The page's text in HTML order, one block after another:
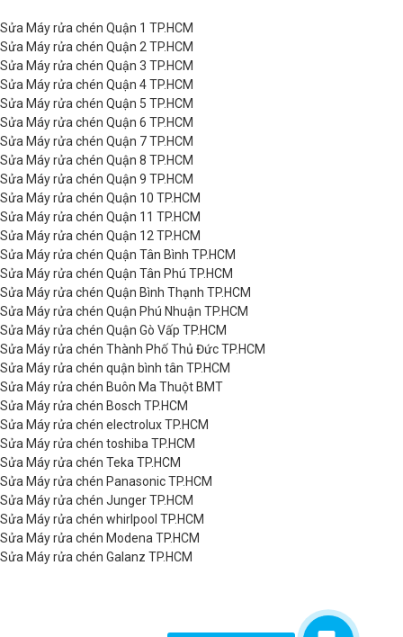
Sửa Máy rửa chén Quận 1 TP.HCM
Sửa Máy rửa chén Quận 2 TP.HCM
Sửa Máy rửa chén Quận 3 TP.HCM
Sửa Máy rửa chén Quận 4 TP.HCM
Sửa Máy rửa chén Quận 5 TP.HCM
Sửa Máy rửa chén Quận 6 TP.HCM
Sửa Máy rửa chén Quận 7 TP.HCM
Sửa Máy rửa chén Quận 8 TP.HCM
Sửa Máy rửa chén Quận 9 TP.HCM
Sửa Máy rửa chén Quận 10 TP.HCM
Sửa Máy rửa chén Quận 11 TP.HCM
Sửa Máy rửa chén Quận 12 TP.HCM
Sửa Máy rửa chén Quận Tân Bình TP.HCM
Sửa Máy rửa chén Quận Tân Phú TP.HCM
Sửa Máy rửa chén Quận Bình Thạnh TP.HCM
Sửa Máy rửa chén Quận Phú Nhuận TP.HCM
Sửa Máy rửa chén Quận Gò Vấp TP.HCM
Sửa Máy rửa chén Thành Phố Thủ Đức TP.HCM
Sửa Máy rửa chén quận bình tân TP.HCM
Sửa Máy rửa chén Buôn Ma Thuột BMT
Sửa Máy rửa chén Bosch TP.HCM
Sửa Máy rửa chén electrolux TP.HCM
Sửa Máy rửa chén toshiba TP.HCM
Sửa Máy rửa chén Teka TP.HCM
Sửa Máy rửa chén Panasonic TP.HCM
Sửa Máy rửa chén Junger TP.HCM
Sửa Máy rửa chén whirlpool TP.HCM
Sửa Máy rửa chén Modena TP.HCM
Sửa Máy rửa chén Galanz TP.HCM